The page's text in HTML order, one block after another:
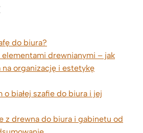
do biura?
elementami drewnianymi – jak
na organizację i estetykę
o białej szafie do biura i jej
z drewna do biura i gabinetu od